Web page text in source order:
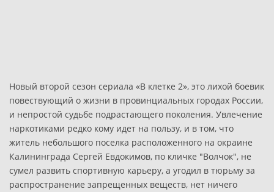
Новый второй сезон сериала «В клетке 2», это лихой боевик
повествующий о жизни в провинциальных городах России,
и непростой судьбе подрастающего поколения. Увлечение
наркотиками редко кому идет на пользу, и в том, что
житель небольшого поселка расположенного на окраине
Калининграда Сергей Евдокимов, по кличке "Волчок", не
сумел развить спортивную карьеру, а угодил в тюрьму за
распространение запрещенных веществ, нет ничего